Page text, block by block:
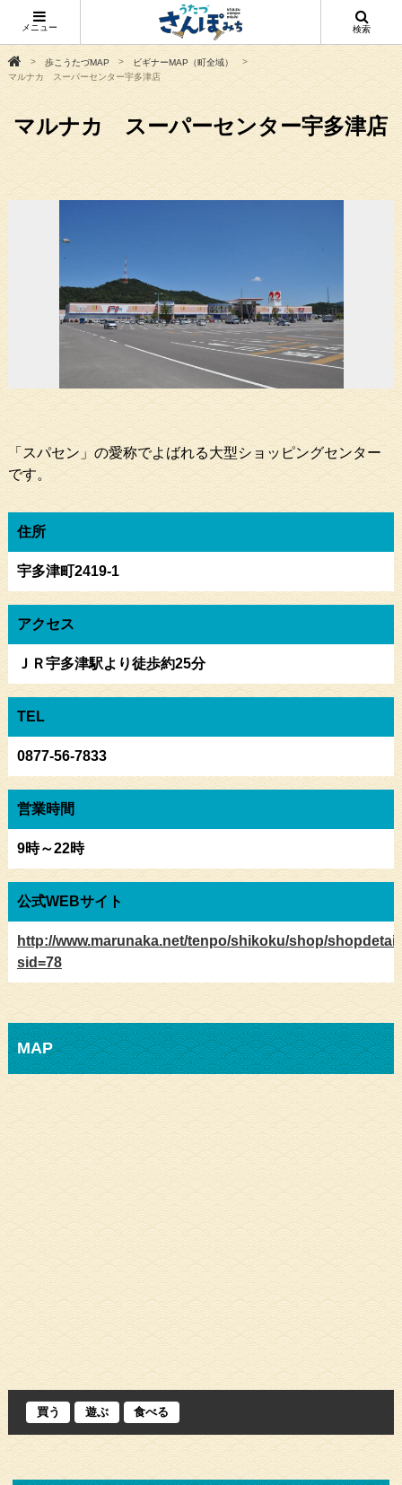
メニュー 検索
歩こうたづMAP
ビギナーMAP（町全域）
マルナカ スーパーセンター宇多津店
マルナカ スーパーセンター宇多津店
「スパセン」の愛称でよばれる大型ショッピングセンター
です。
住所
宇多津町2419-1
アクセス
ＪＲ宇多津駅より徒歩約25分
TEL
0877-56-7833
営業時間
9時～22時
公式WEBサイト
http://www.marunaka.net/tenpo/shikoku/shop/
sid=78
MAP
買う 遊ぶ 食べる